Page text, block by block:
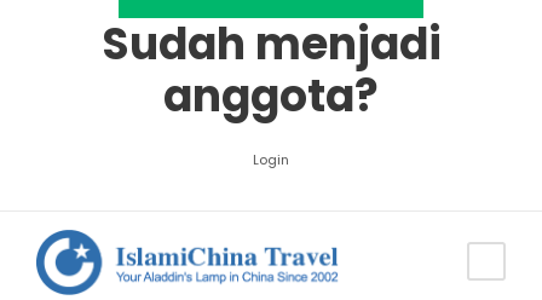
Sudah menjadi
anggota?
Login